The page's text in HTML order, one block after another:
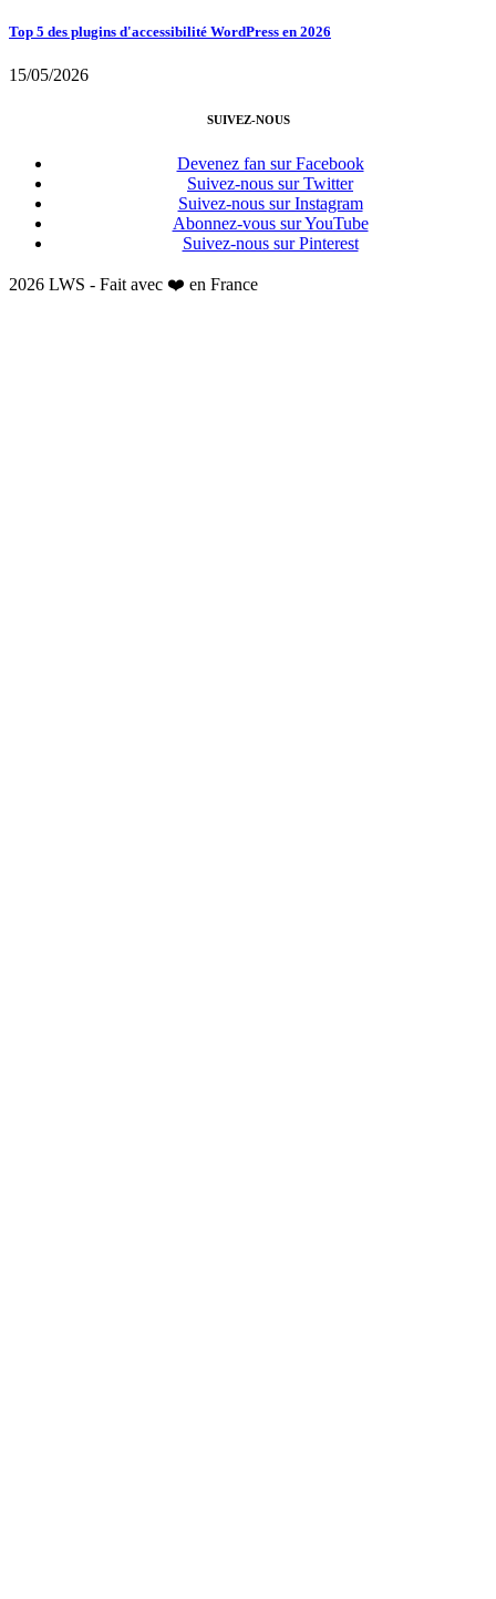
Top 5 des plugins d'accessibilité WordPress en 2026
15/05/2026
SUIVEZ-NOUS
Devenez fan sur Facebook
Suivez-nous sur Twitter
Suivez-nous sur Instagram
Abonnez-vous sur YouTube
Suivez-nous sur Pinterest
2026 LWS - Fait avec ❤️ en France